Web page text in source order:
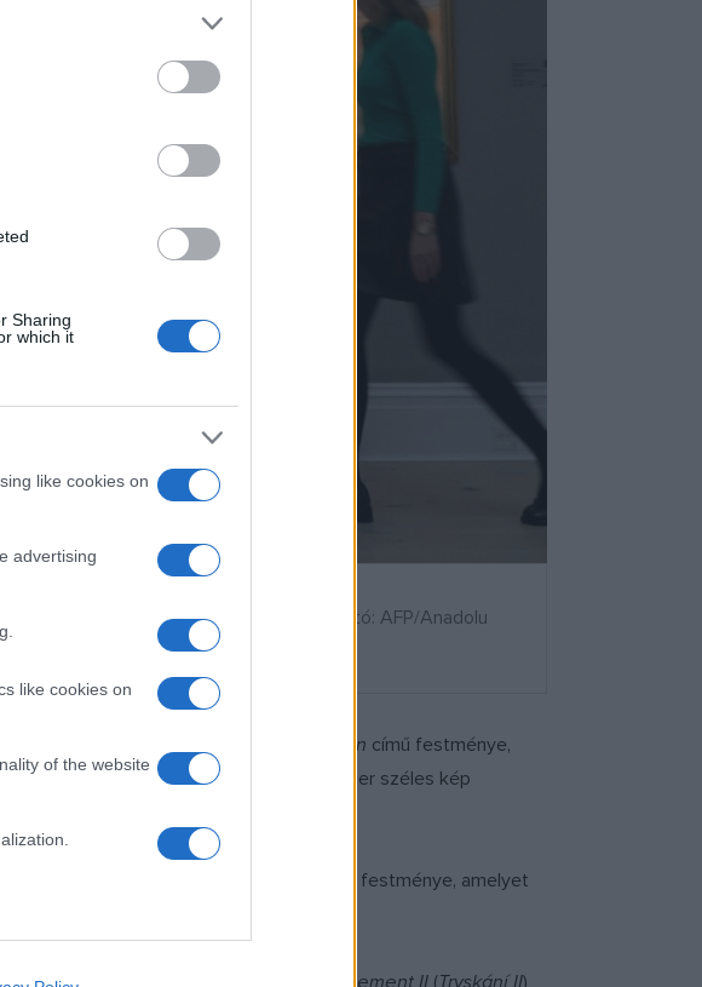
Sharing
which it
like cookies on
advertising
like cookies on
of the website
including
user protection.
árverésének sajtóbemutatóján. Fotó: AFP/Anadolu
1906-ban készült, Tánc a tengerparton című festménye,
restitúció tárgyát képezte. A négy méter széles kép
festő, Frantisek Kupka
című festménye, amelyet
eddigi legdrágább képe, a Le Jaillissement II (Tryskání II)